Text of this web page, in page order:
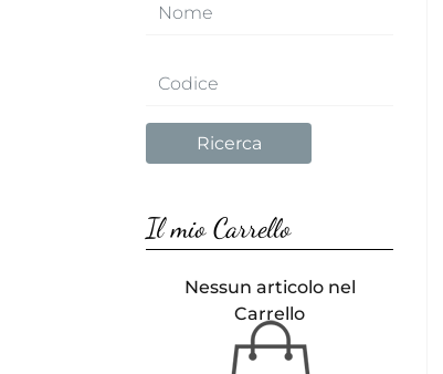
Il mio Carrello
Nessun articolo nel
Carrello